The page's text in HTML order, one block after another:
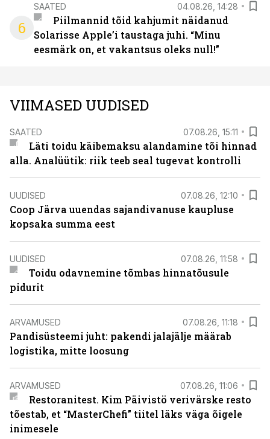
6
SAATED 04.08.26, 14:28
Piilmannid tõid kahjumit näidanud
Solarisse Apple’i taustaga juhi. “Minu
eesmärk on, et vakantsus oleks null!”
VIIMASED UUDISED
SAATED 07.08.26, 15:11
Läti toidu käibemaksu alandamine tõi hinnad
alla. Analüütik: riik teeb seal tugevat kontrolli
UUDISED 07.08.26, 12:10
Coop Järva uuendas sajandivanuse kaupluse
kopsaka summa eest
UUDISED 07.08.26, 11:58
Toidu odavnemine tõmbas hinnatõusule
pidurit
ARVAMUSED 07.08.26, 11:18
Pandisüsteemi juht: pakendi jalajälje määrab
logistika, mitte loosung
ARVAMUSED 07.08.26, 11:06
Restoranitest. Kim Päivistö verivärske resto
tõestab, et “MasterChefi” tiitel läks väga õigele
inimesele